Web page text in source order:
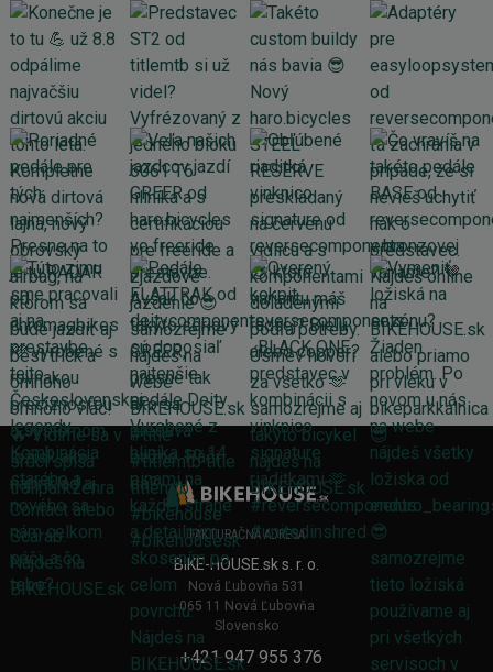
FAKTURAČNÁ ADRESA
BIKE-HOUSE.sk s. r. o.
Nová Ľubovňa 531
065 11 Nová Ľubovňa
Slovensko
+421 947 955 376